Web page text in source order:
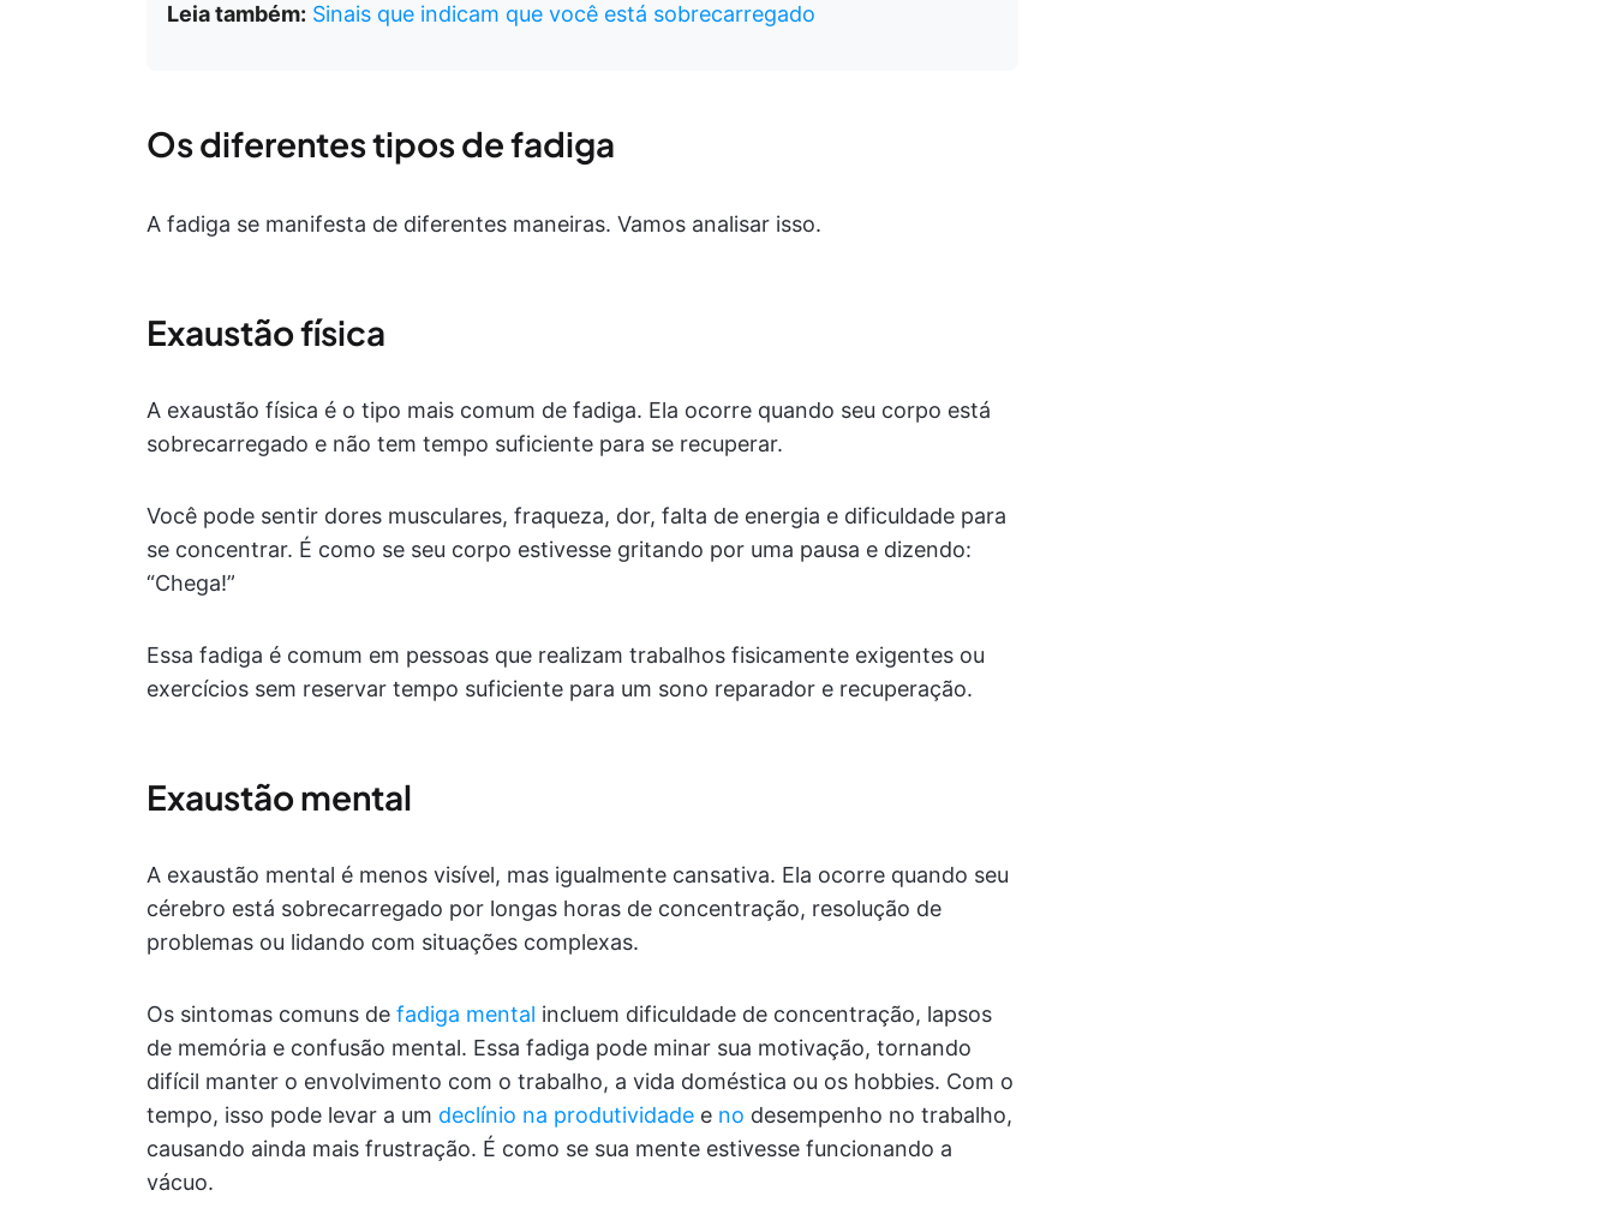
Leia também: Sinais que indicam que você está sobrecarregado
Os diferentes tipos de fadiga
A fadiga se manifesta de diferentes maneiras. Vamos analisar isso.
Exaustão física
A exaustão física é o tipo mais comum de fadiga. Ela ocorre quando seu corpo está
sobrecarregado e não tem tempo suficiente para se recuperar.
Você pode sentir dores musculares, fraqueza, dor, falta de energia e dificuldade para
se concentrar. É como se seu corpo estivesse gritando por uma pausa e dizendo:
“Chega!”
Essa fadiga é comum em pessoas que realizam trabalhos fisicamente exigentes ou
exercícios sem reservar tempo suficiente para um sono reparador e recuperação.
Exaustão mental
A exaustão mental é menos visível, mas igualmente cansativa. Ela ocorre quando seu
cérebro está sobrecarregado por longas horas de concentração, resolução de
problemas ou lidando com situações complexas.
Os sintomas comuns de fadiga mental incluem dificuldade de concentração, lapsos
de memória e confusão mental. Essa fadiga pode minar sua motivação, tornando
difícil manter o envolvimento com o trabalho, a vida doméstica ou os hobbies. Com o
tempo, isso pode levar a um declínio na produtividade e no desempenho no trabalho,
causando ainda mais frustração. É como se sua mente estivesse funcionando a
vácuo.